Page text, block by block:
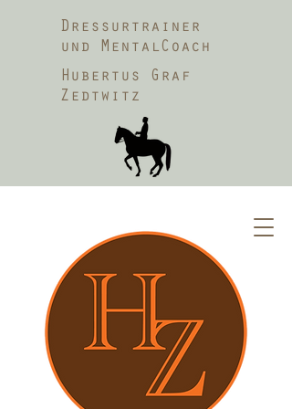
Dressurtrainer
und MentalCoach
Hubertus Graf
Zedtwitz